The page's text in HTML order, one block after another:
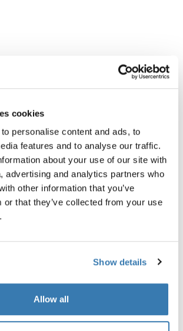
cookies
personalise content and ads, to
features and to analyse our traffic.
about your use of our site with
advertising and analytics partners who
other information that you’ve
or that they’ve collected from your use
Show details
Allow all
gear cube Gris estanque
gear cube Caqui oscuro (selected)
medium gear cube Arena suave
tienda
cube es una bolsa duradera y
para mantener separados los
Úsala por sí sola o combínala con
para una organización óptima.